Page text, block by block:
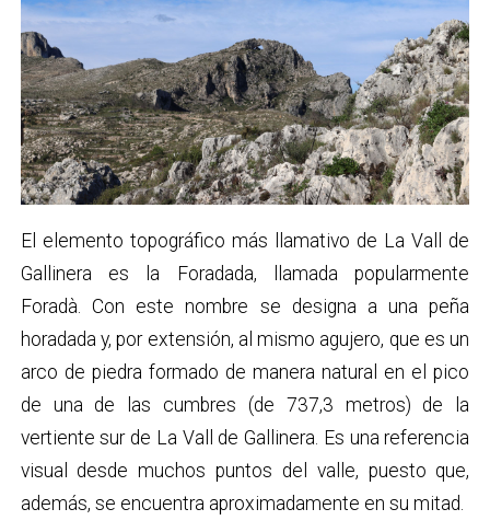
El elemento topográfico más llamativo de La Vall de
Gallinera es la Foradada, llamada popularmente
Foradà. Con este nombre se designa a una peña
horadada y, por extensión, al mismo agujero, que es un
arco de piedra formado de manera natural en el pico
de una de las cumbres (de 737,3 metros) de la
vertiente sur de La Vall de Gallinera. Es una referencia
visual desde muchos puntos del valle, puesto que,
además, se encuentra aproximadamente en su mitad.